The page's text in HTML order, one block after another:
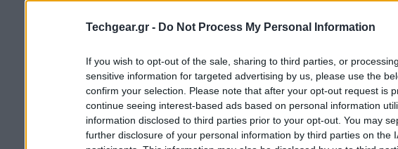
Techgear.gr - Do Not Process My Personal Information
If you wish to opt-out of the sale, sharing to third parties, or
sensitive information for targeted advertising by us, please use the
confirm your selection. Please note that after your opt-out request is
continue seeing interest-based ads based on personal information
information disclosed to third parties prior to your opt-out. You may
further disclosure of your personal information by third parties on the